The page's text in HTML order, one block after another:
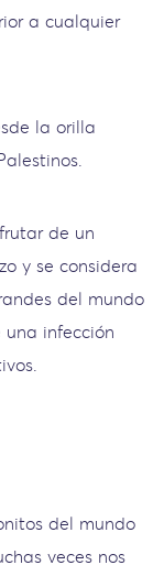
a cualquier
la orilla
de un
y se considera
del mundo
infección
del mundo
veces nos